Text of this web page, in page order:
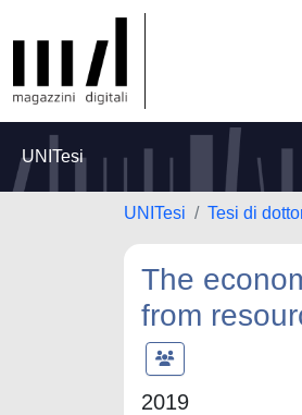
UNITesi
UNITesi Tesi di
The
from
2019